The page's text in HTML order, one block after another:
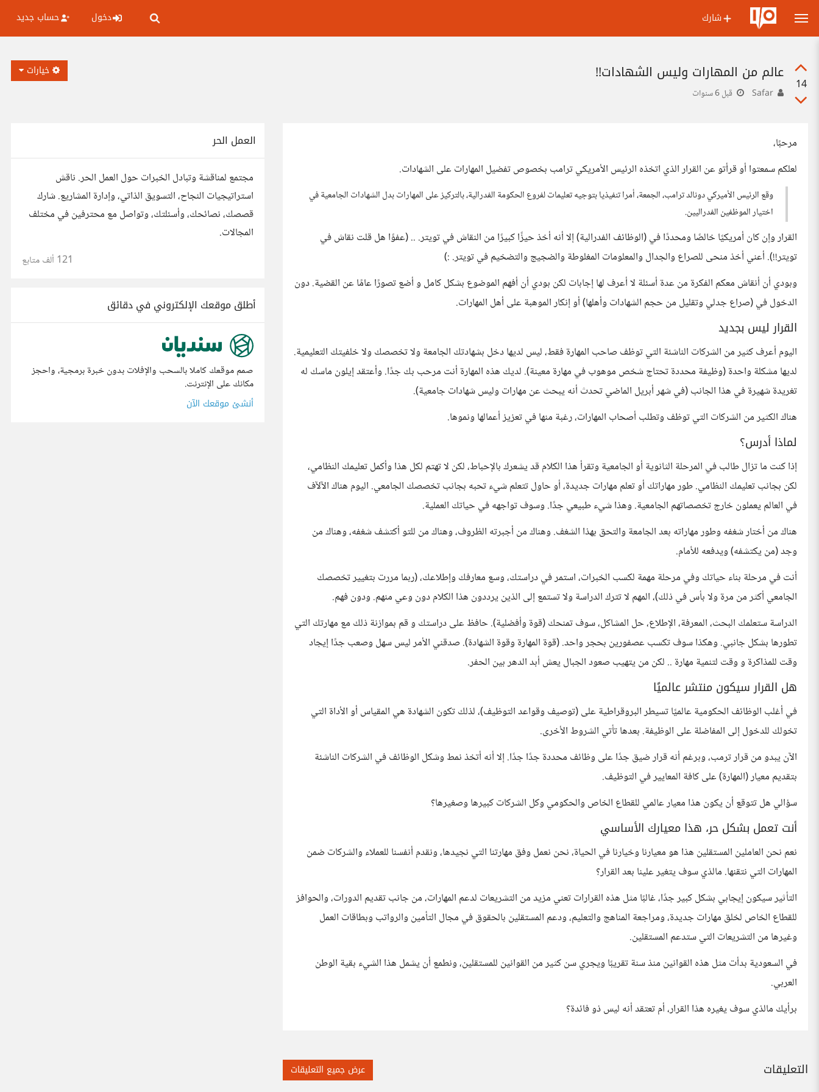
شارك دخول حساب جديد
14
عالم من المهارات وليس الشهادات!!
قبل 6 سنوات
خيارات
مرحبًا،
لعلكم سمعتوا أو قرأتو عن القرار الذي اتخذه الرئيس الأمريكي ترامب بخصوص تفضيل المهارات على الشهادات.
وقع الرئيس الأميركي دونالد ترامب، الجمعة، أمرا تنفيذيا بتوجيه تعليمات لفروع الحكومة الفدرالية، بالتركيز على المهارات بدل الشهادات الجامعية في
اختيار الموظفين الفدراليين.
القرار وإن كان أمريكيًا خالصًا ومحددًا في (الوظائف الفدرالية) إلا أنه أخذ حيزًا كبيرًا من النقاش في تويتر. .. (عفوًا هل قلت نقاش في
تويتر!!). أعني أخذ منحى للصراع والجدال والمعلومات المغلوطة والضجيج والتضخيم في تويتر. :)
وبودي أن أنقاش معكم الفكرة من عدة أسئلة لا أعرف لها إجابات لكن بودي أن أفهم الموضوع بشكل كامل و أضع تصورًا عامًا عن القضية. دون
الدخول في (صراع جدلي وتقليل من حجم الشهادات وأهلها) أو إنكار الموهبة على أهل المهارات.
القرار ليس بجديد
اليوم أعرف كثير من الشركات الناشئة التي توظف صاحب المهارة فقط، ليس لديها دخل بشهادتك الجامعة ولا تخصصك ولا خلفيتك التعليمية.
لديها مشكلة واحدة (وظيفة محددة تحتاج شخص موهوب في مهارة معينة). لديك هذه المهارة أنت مرحب بك جدًا. وأعتقد إيلون ماسك له
تغريدة شهيرة في هذا الجانب (في شهر أبريل الماضي تحدث أنه يبحث عن مهارات وليس شهادات جامعية).
هناك الكثير من الشركات التي توظف وتطلب أصحاب المهارات، رغبة منها في تعزيز أعمالها ونموها.
لماذا أدرس؟
إذا كنت ما تزال طالب في المرحلة الثانوية أو الجامعية وتقرأ هذا الكلام قد يشعرك بالإحباط، لكن لا تهتم لكل هذا وأكمل تعليمك النظامي،
لكن بجانب تعليمك النظامي. طور مهاراتك أو تعلم مهارات جديدة، أو حاول تتعلم شيء تحبه بجانب تخصصك الجامعي. اليوم هناك الآلآف
في العالم يعملون خارج تخصصاتهم الجامعية. وهذا شيء طبيعي جدًا. وسوف تواجهه في حياتك العملية.
هناك من أختار شغفه وطور مهاراته بعد الجامعة والتحق بهذا الشغف. وهناك من أجبرته الظروف، وهناك من للتو أكتشف شغفه، وهناك من
وجد (من يكتشفه) ويدفعه للأمام.
أنت في مرحلة بناء حياتك وفي مرحلة مهمة لكسب الخبرات، استمر في دراستك، وسع معارفك وإطلاعك، (ربما مررت بتغيير تخصصك
الجامعي أكثر من مرة ولا بأس في ذلك)، المهم لا تترك الدراسة ولا تستمع إلى الذين يرددون هذا الكلام دون وعي منهم. ودون فهم.
الدراسة ستعلمك البحث، المعرفة، الإطلاع، حل المشاكل، سوف تمنحك (قوة وأفضلية). حافظ على دراستك و قم بموازنة ذلك مع مهارتك التي
تطورها بشكل جانبي. وهكذا سوف تكسب عصفورين بحجر واحد. (قوة المهارة وقوة الشهادة). صدقني الأمر ليس سهل وصعب جدًا إيجاد
وقت للمذاكرة و وقت لتنمية مهارة .. لكن من يتهيب صعود الجبال يعش أبد الدهر بين الحفر.
هل القرار سيكون منتشر عالميًا
في أغلب الوظائف الحكومية عالميًا تسيطر البروقراطية على (توصيف وقواعد التوظيف)، لذلك تكون الشهادة هي المقياس أو الأداة التي
تخولك للدخول إلى المفاضلة على الوظيفة. بعدها تأتي الشروط الأخرى.
الآن يبدو من قرار ترمب، وبرغم أنه قرار ضيق جدًا على وظائف محددة جدًا جدًا. إلا أنه أتخذ نمط وشكل الوظائف في الشركات الناشئة
بتقديم معيار (المهارة) على كافة المعايير في التوظيف.
سؤالي هل تتوقع أن يكون هذا معيار عالمي للقطاع الخاص والحكومي وكل الشركات كبيرها وصغيرها؟
أنت تعمل بشكل حر، هذا معيارك الأساسي
نعم نحن العاملين المستقلين هذا هو معيارنا وخيارنا في الحياة، نحن نعمل وفق مهارتنا التي نجيدها، ونقدم أنفسنا للعملاء والشركات ضمن
المهارات التي نتقنها. مالذي سوف يتغير علينا بعد القرار؟
التأثير سيكون إيجابي بشكل كبير جدًا، غالبًا مثل هذه القرارات تعني مزيد من التشريعات لدعم المهارات، من جانب تقديم الدورات، والحوافز
للقطاع الخاص لخلق مهارات جديدة، ومراجعة المناهج والتعليم، ودعم المستقلين بالحقوق في مجال التأمين والرواتب وبطاقات العمل
وغيرها من التشريعات التي ستدعم المستقلين.
في السعودية بدأت مثل هذه القوانين منذ سنة تقريبًا ويجري سن كثير من القوانين للمستقلين، ونطمع أن يشمل هذا الشيء بقية الوطن
العربي.
برأيك مالذي سوف يغيره هذا القرار، أم تعتقد أنه ليس ذو فائدة؟
التعليقات عرض جميع التعليقات
العمل الحر
مجتمع لمناقشة وتبادل الخبرات حول العمل الحر. ناقش
استراتيجيات النجاح، التسويق الذاتي، وإدارة المشاريع. شارك
قصصك، نصائحك، وأسئلتك، وتواصل مع محترفين في مختلف
المجالات.
121 ألف متابع
أطلق موقعك الإلكتروني في دقائق
صمم موقعك كاملا بالسحب والإفلات بدون خبرة برمجية، واحجز
مكانك على الإنترنت.
أنشئ موقعك الآن